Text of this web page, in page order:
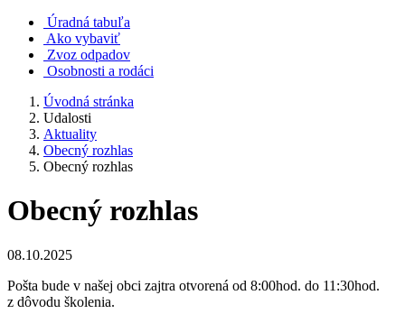
Úradná tabuľa
Ako vybaviť
Zvoz odpadov
Osobnosti a rodáci
Úvodná stránka
Udalosti
Aktuality
Obecný rozhlas
Obecný rozhlas
Obecný rozhlas
08.10.2025
Pošta bude v našej obci zajtra otvorená od 8:00hod. do 11:30hod.
z dôvodu školenia.